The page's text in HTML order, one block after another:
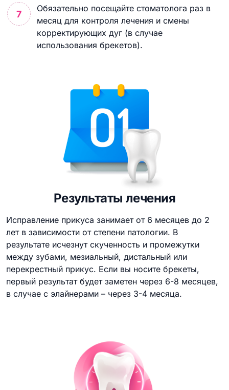
Обязательно посещайте стоматолога раз в
месяц для контроля лечения и смены
корректирующих дуг (в случае
использования брекетов).
Результаты лечения
Исправление прикуса занимает от 6 месяцев до 2
лет в зависимости от степени патологии. В
результате исчезнут скученность и промежутки
между зубами, мезиальный, дистальный или
перекрестный прикус. Если вы носите брекеты,
первый результат будет заметен через 6-8 месяцев,
в случае с элайнерами – через 3-4 месяца.